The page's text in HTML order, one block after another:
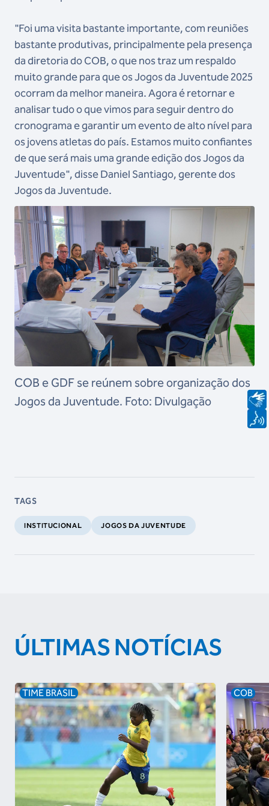
"Foi uma visita bastante importante, com reuniões
bastante produtivas, principalmente pela presença
da diretoria do COB, o que nos traz um respaldo
muito grande para que os Jogos da Juventude 2025
ocorram da melhor maneira. Agora é retornar e
analisar tudo o que vimos para seguir dentro do
cronograma e garantir um evento de alto nível para
os jovens atletas do país. Estamos muito confiantes
de que será mais uma grande edição dos Jogos da
Juventude", disse Daniel Santiago, gerente dos
Jogos da Juventude.
COB e GDF se reúnem sobre organização dos
Jogos da Juventude. Foto: Divulgação
TAGS
INSTITUCIONAL JOGOS DA JUVENTUDE
ÚLTIMAS NOTÍCIAS
TIME BRASIL COB